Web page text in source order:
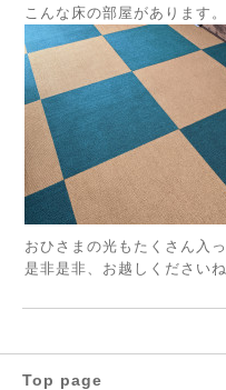
こんな床の部屋があります。
おひさまの光もたくさん入
是非是非、お越しくださいね
Top page